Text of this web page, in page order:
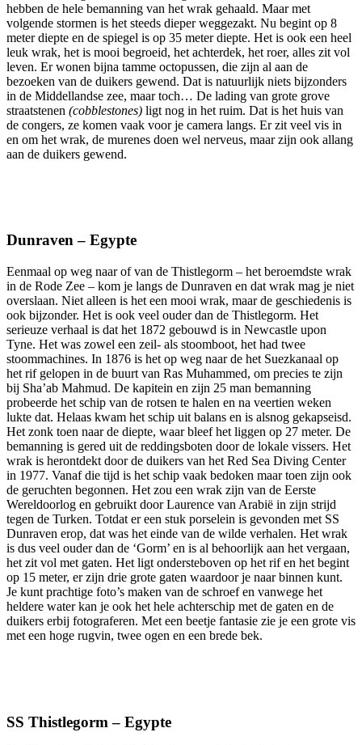
hebben de hele bemanning van het wrak gehaald. Maar met
volgende stormen is het steeds dieper weggezakt. Nu begint op 8
meter diepte en de spiegel is op 35 meter diepte. Het is ook een heel
leuk wrak, het is mooi begroeid, het achterdek, het roer, alles zit vol
leven. Er wonen bijna tamme octopussen, die zijn al aan de
bezoeken van de duikers gewend. Dat is natuurlijk niets bijzonders
in de Middellandse zee, maar toch… De lading van grote grove
straatstenen (cobblestones) ligt nog in het ruim. Dat is het huis van
de congers, ze komen vaak voor je camera langs. Er zit veel vis in
en om het wrak, de murenes doen wel nerveus, maar zijn ook allang
aan de duikers gewend.
Dunraven – Egypte
Eenmaal op weg naar of van de Thistlegorm – het beroemdste wrak
in de Rode Zee – kom je langs de Dunraven en dat wrak mag je niet
overslaan. Niet alleen is het een mooi wrak, maar de geschiedenis is
ook bijzonder. Het is ook veel ouder dan de Thistlegorm. Het
serieuze verhaal is dat het 1872 gebouwd is in Newcastle upon
Tyne. Het was zowel een zeil- als stoomboot, het had twee
stoommachines. In 1876 is het op weg naar de het Suezkanaal op
het rif gelopen in de buurt van Ras Muhammed, om precies te zijn
bij Sha’ab Mahmud. De kapitein en zijn 25 man bemanning
probeerde het schip van de rotsen te halen en na veertien weken
lukte dat. Helaas kwam het schip uit balans en is alsnog gekapseisd.
Het zonk toen naar de diepte, waar bleef het liggen op 27 meter. De
bemanning is gered uit de reddingsboten door de lokale vissers. Het
wrak is herontdekt door de duikers van het Red Sea Diving Center
in 1977. Vanaf die tijd is het schip vaak bedoken maar toen zijn ook
de geruchten begonnen. Het zou een wrak zijn van de Eerste
Wereldoorlog en gebruikt door Laurence van Arabië in zijn strijd
tegen de Turken. Totdat er een stuk porselein is gevonden met SS
Dunraven erop, dat was het einde van de wilde verhalen. Het wrak
is dus veel ouder dan de ‘Gorm’ en is al behoorlijk aan het vergaan,
het zit vol met gaten. Het ligt ondersteboven op het rif en het begint
op 15 meter, er zijn drie grote gaten waardoor je naar binnen kunt.
Je kunt prachtige foto’s maken van de schroef en vanwege het
heldere water kan je ook het hele achterschip met de gaten en de
duikers erbij fotograferen. Met een beetje fantasie zie je een grote vis
met een hoge rugvin, twee ogen en een brede bek.
SS Thistlegorm – Egypte